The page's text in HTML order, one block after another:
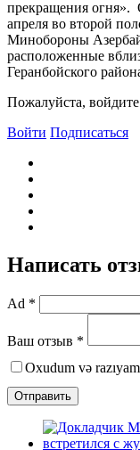
прекращения огня».
апреля во второй
Минобороны
расположенные
Геранбойского
Пожалуйста,
Войти Подписаться
Написать
Ad *
Ваш отзыв *
Oxudum və razıyam
Отправить